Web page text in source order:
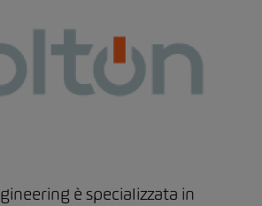
è specializzata in